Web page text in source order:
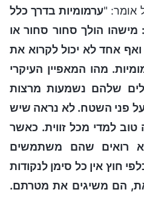
אומר: "ערמומיות בדרך כלל
מישהו הולך סחור סחור או
אחד לא יכול לקרוא את
מהו המאפיין העיקרי
שלהם נשמעות מרצות
על פני השטח. לא נראה שיש
טוב למדי מכל זווית. כאשר
רואים שהם משתמשים
חוץ אין כל סימן לנקודות
הם משיגים את מטרתם.